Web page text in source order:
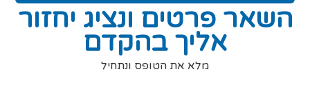
השאר פרטים ונציג יחזור
אליך בהקדם
מלא את הטופס ונתחיל